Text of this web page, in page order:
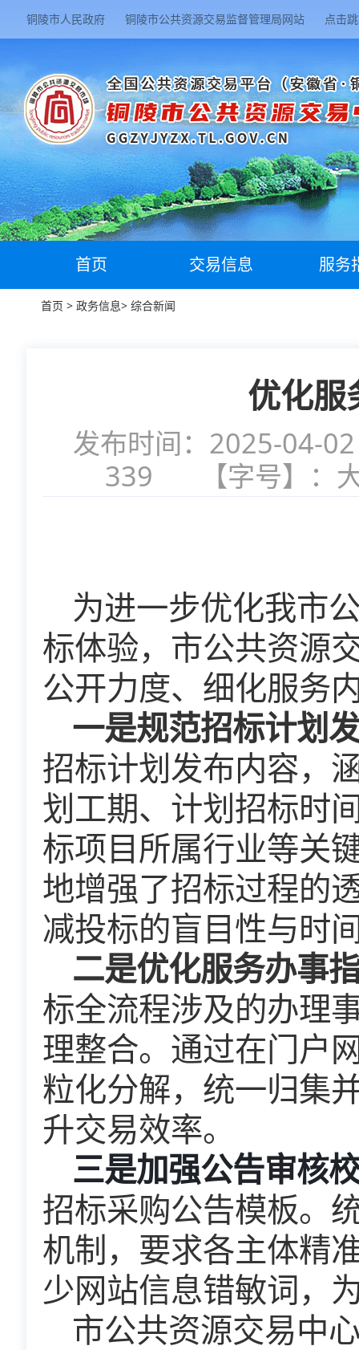
铜陵市人民政府 铜陵市公共资源交易监督管理局网站 点击
首页 交易信息 服务
首页 > 政务信息> 综合新闻
优化服
发布时间：2025-04-02
339
【字号】：
为进一步优化我市
标体验，市公共资源
公开力度、细化服务
一是规范招标计划
招标计划发布内容，
划工期、计划招标时
标项目所属行业等关
地增强了招标过程的
减投标的盲目性与时
二是优化服务办事
标全流程涉及的办理
理整合。通过在门户
粒化分解，统一归集
升交易效率。​
三是加强公告审核
招标采购公告模板。
机制，要求各主体精
少网站信息错敏词，
市公共资源交易中